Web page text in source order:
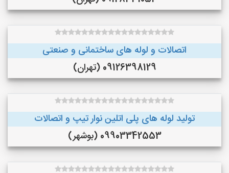
اتصالات و لوله های ساختمانی و صنعتی
09126398129 (تهران)
تولید لوله های پلی اتلین نوار تیپ و اتصالات
09903342553 (بوشهر)